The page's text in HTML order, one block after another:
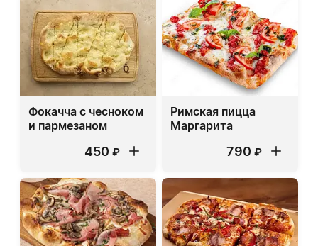
Фокачча с чесноком
и пармезаном
450 ₽
Римская пицца
Маргарита
790 ₽